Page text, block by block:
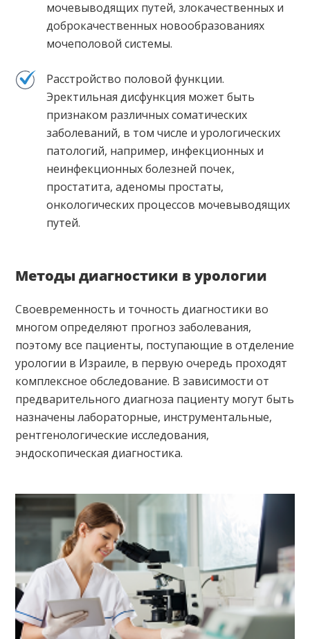
мочевыводящих путей, злокачественных и
доброкачественных новообразованиях
мочеполовой системы.
Расстройство половой функции.
Эректильная дисфункция может быть
признаком различных соматических
заболеваний, в том числе и урологических
патологий, например, инфекционных и
неинфекционных болезней почек,
простатита, аденомы простаты,
онкологических процессов мочевыводящих
путей.
Методы диагностики в урологии
Своевременность и точность диагностики во
многом определяют прогноз заболевания,
поэтому все пациенты, поступающие в отделение
урологии в Израиле, в первую очередь проходят
комплексное обследование. В зависимости от
предварительного диагноза пациенту могут быть
назначены лабораторные, инструментальные,
рентгенологические исследования,
эндоскопическая диагностика.